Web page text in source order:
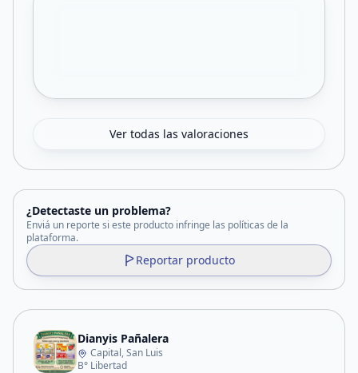
Ver todas las valoraciones
¿Detectaste un problema?
Enviá un reporte si este producto infringe las políticas de la
plataforma.
Reportar producto
Dianyis Pañalera
Capital, San Luis
B° Libertad